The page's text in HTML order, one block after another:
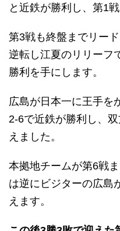
と近鉄が勝利し、第1
第3戦も終盤までリー
逆転し江夏のリリーフ
勝利を手にします。
広島が日本一に王手を
2-6で近鉄が勝利し、
えました。
本拠地チームが第6戦
は逆にビジターの広島
えます。